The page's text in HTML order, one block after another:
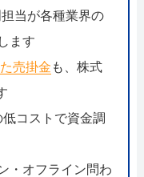
担当が各種業界の
ます
売掛金 も、株式
コストで資金調
・オフライン問わ